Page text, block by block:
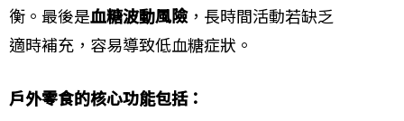
衡。最後是血糖波動風險，長時間活動若缺乏
適時補充，容易導致低血糖症狀。
戶外零食的核心功能包括：